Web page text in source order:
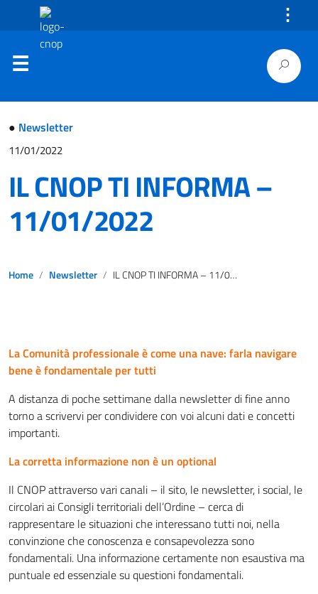
⋮
● Newsletter
11/01/2022
IL CNOP TI INFORMA –
11/01/2022
Home Newsletter IL CNOP TI INFORMA – 11/01/2022
La Comunità professionale è come una nave: farla navigare
bene è fondamentale per tutti
A distanza di poche settimane dalla newsletter di fine anno
torno a scrivervi per condividere con voi alcuni dati e concetti
importanti.
La corretta informazione non è un optional
Il CNOP attraverso vari canali – il sito, le newsletter, i social, le
circolari ai Consigli territoriali dell’Ordine – cerca di
rappresentare le situazioni che interessano tutti noi, nella
convinzione che conoscenza e consapevolezza sono
fondamentali. Una informazione certamente non esaustiva ma
puntuale ed essenziale su questioni fondamentali.